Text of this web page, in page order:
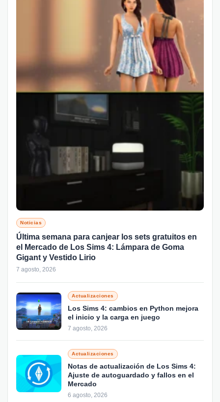
Noticias
Última semana para canjear los sets gratuitos en
el Mercado de Los Sims 4: Lámpara de Goma
Gigant y Vestido Lirio
7 agosto, 2026
Actualizaciones
Los Sims 4: cambios en Python mejora
el inicio y la carga en juego
7 agosto, 2026
Actualizaciones
Notas de actualización de Los Sims 4:
Ajuste de autoguardado y fallos en el
Mercado
6 agosto, 2026